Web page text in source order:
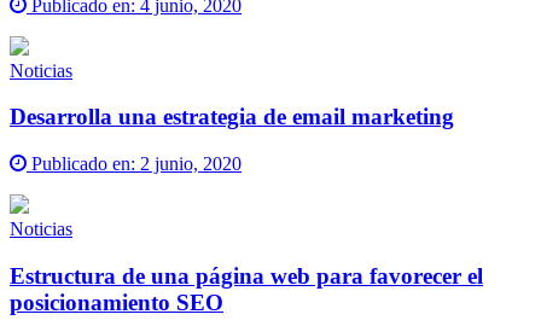
Publicado en: 4 junio, 2020
Noticias
Desarrolla una estrategia de email marketing
Publicado en: 2 junio, 2020
Noticias
Estructura de una página web para favorecer el
posicionamiento SEO